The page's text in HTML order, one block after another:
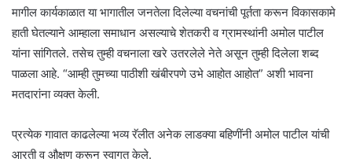
मागील कार्यकाळात या भागातील जनतेला दिलेल्या वचनांची पूर्तता करून विकासकामे
हाती घेतल्याने आम्हाला समाधान असल्याचे शेतकरी व ग्रामस्थांनी अमोल पाटील
यांना सांगितले. तसेच तुम्ही वचनाला खरे उतरलेले नेते असून तुम्ही दिलेला शब्द
पाळला आहे. “आम्ही तुमच्या पाठीशी खंबीरपणे उभे आहोत आहोत” अशी भावना
मतदारांना व्यक्त केली.
प्रत्येक गावात काढलेल्या भव्य रॅलीत अनेक लाडक्या बहिणींनी अमोल पाटील यांची
आरती व औक्षण करून स्वागत केले.